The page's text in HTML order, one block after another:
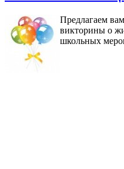
Предлагаем
викторины о
школьных